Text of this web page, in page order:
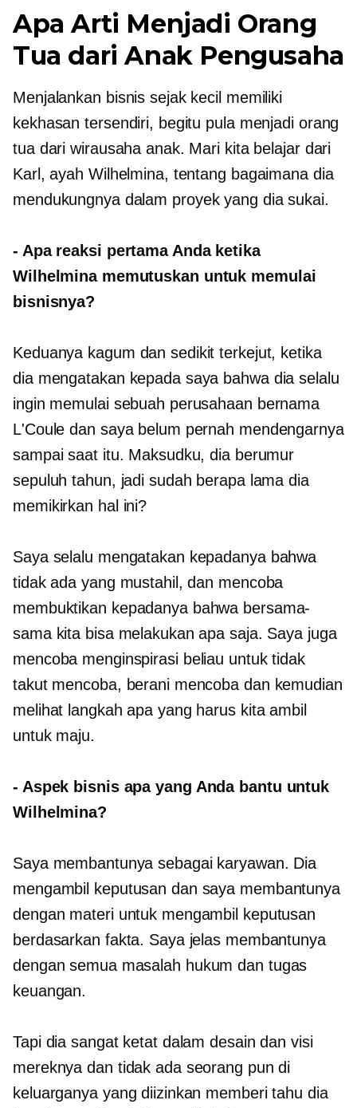
Apa Arti Menjadi Orang
Tua dari Anak Pengusaha
Menjalankan bisnis sejak kecil memiliki
kekhasan tersendiri, begitu pula menjadi orang
tua dari wirausaha anak. Mari kita belajar dari
Karl, ayah Wilhelmina, tentang bagaimana dia
mendukungnya dalam proyek yang dia sukai.
- Apa reaksi pertama Anda ketika
Wilhelmina memutuskan untuk memulai
bisnisnya?
Keduanya kagum dan sedikit terkejut, ketika
dia mengatakan kepada saya bahwa dia selalu
ingin memulai sebuah perusahaan bernama
L'Coule dan saya belum pernah mendengarnya
sampai saat itu. Maksudku, dia berumur
sepuluh tahun, jadi sudah berapa lama dia
memikirkan hal ini?
Saya selalu mengatakan kepadanya bahwa
tidak ada yang mustahil, dan mencoba
membuktikan kepadanya bahwa bersama-
sama kita bisa melakukan apa saja. Saya juga
mencoba menginspirasi beliau untuk tidak
takut mencoba, berani mencoba dan kemudian
melihat langkah apa yang harus kita ambil
untuk maju.
- Aspek bisnis apa yang Anda bantu untuk
Wilhelmina?
Saya membantunya sebagai karyawan. Dia
mengambil keputusan dan saya membantunya
dengan materi untuk mengambil keputusan
berdasarkan fakta. Saya jelas membantunya
dengan semua masalah hukum dan tugas
keuangan.
Tapi dia sangat ketat dalam desain dan visi
mereknya dan tidak ada seorang pun di
keluarganya yang diizinkan memberi tahu dia